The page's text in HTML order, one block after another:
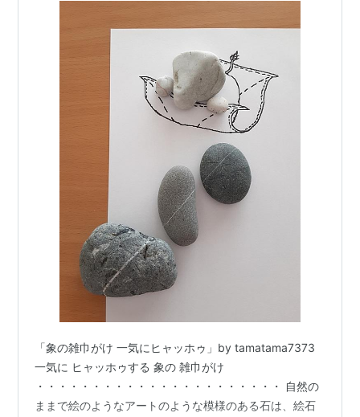
「象の雑巾がけ 一気にヒャッホゥ」by tamatama7373
一気に ヒャッホゥする 象の 雑巾がけ
・・・・・・・・・・・・・・・・・・・・・・ 自然の
ままで絵のようなアートのような模様のある石は、絵石